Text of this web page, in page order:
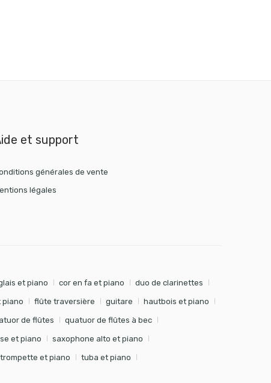
et support
générales de vente
légales
et piano cor en fa et piano duo de clarinettes
piano flûte traversière guitare hautbois et piano
de flûtes quatuor de flûtes à bec
et piano saxophone alto et piano
trompette et piano tuba et piano